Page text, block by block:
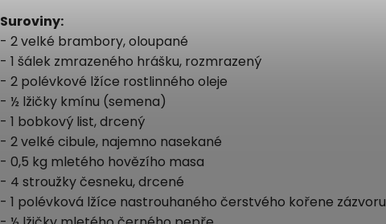
Suroviny:
- 2 velké brambory, oloupané
- 1 šálek zmrazeného hrášku, rozmrazený
- 2 polévkové lžíce rostlinného oleje
- ½ lžičky kmínu (semena)
- 1 bobkový list, drcený
- 2 velké cibule, najemno nasekané
- 0,5 kg mletého hovězího masa
- 4 stroužky česneku, drcené
- 1 polévková lžíce nastrouhaného čerstvého kořene zázvoru